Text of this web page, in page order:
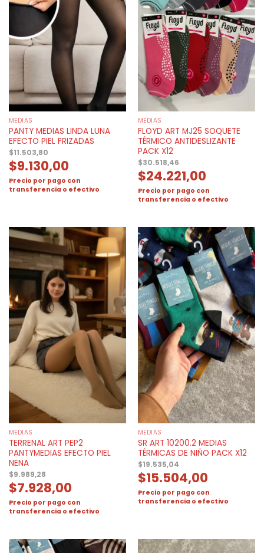
MEDIAS
PANTY MEDIAS LINDA LUNA
EFECTO PIEL FRIZADAS
$11.503,80
$9.130,00
Precio por pago con
transferencia o efectivo
MEDIAS
FLOYD ART MJ25 SOQUETE
TÉRMICO ANTIDESLIZANTE
PACK X12
$30.518,46
$24.221,00
Precio por pago con
transferencia o efectivo
MEDIAS
TERRENAL ART PEP2
PANTYMEDIAS EFECTO PIEL
NENA
$9.989,28
$7.928,00
Precio por pago con
transferencia o efectivo
MEDIAS
SR ART 10200.2 MEDIAS
TÉRMICAS DE NIÑO PACK X12
$19.535,04
$15.504,00
Precio por pago con
transferencia o efectivo